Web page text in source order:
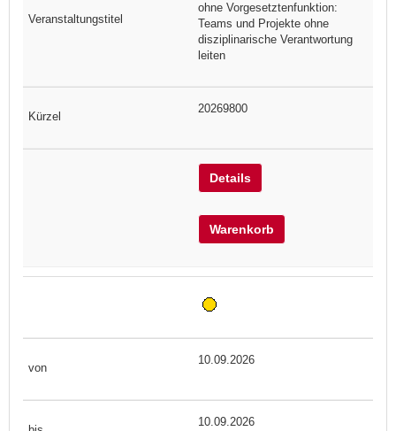
ohne Vorgesetztenfunktion:
Teams und Projekte ohne
disziplinarische Verantwortung
leiten
20269800
Details
Warenkorb
10.09.2026
10.09.2026